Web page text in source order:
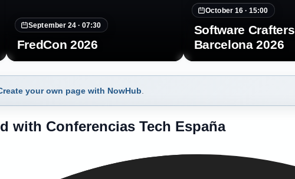
September 24 ·07:30
FredCon 2026
October 16 ·15:00
Software Crafters
Barcelona 2026
your own page with NowHub
with Conferencias Tech España